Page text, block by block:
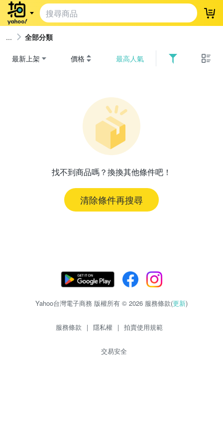
登
全部分類
最新上架 價格 最高人氣
找不到商品嗎？換換其他條件吧！
清除條件再搜尋
Yahoo台灣電子商務 版權所有 © 2026 服務條款(更新)
服務條款 | 隱私權 | 拍賣使用規範
交易安全